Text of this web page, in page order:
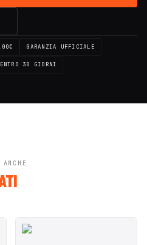
GARANZIA UFFICIALE
30 GIORNI